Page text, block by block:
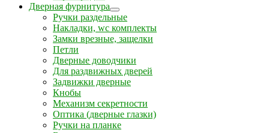
Дверная фурнитура
Ручки раздельные
Накладки, wc комплекты
Замки врезные, защелки
Петли
Дверные доводчики
Для раздвижных дверей
Задвижки дверные
Кнобы
Механизм секретности
Оптика (дверные глазки)
Ручки на планке